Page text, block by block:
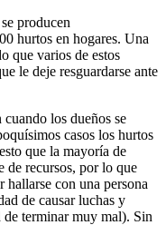
producen
hurtos en hogares. Una
que varios de estos
le deje resguardarse ante
los dueños se
casos los hurtos
que la mayoría de
de recursos, por lo que
hallarse con una persona
de causar luchas y
terminar muy mal). Sin